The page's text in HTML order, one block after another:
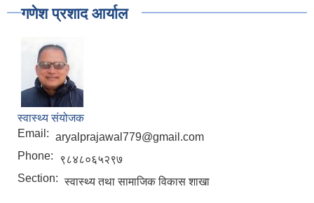
गणेश प्रशाद आर्याल
स्वास्थ्य संयोजक
Email: aryalprajawal779@gmail.com
Phone:
९८४८०६५२९७
Section: स्वास्थ्य तथा सामाजिक विकास शाखा